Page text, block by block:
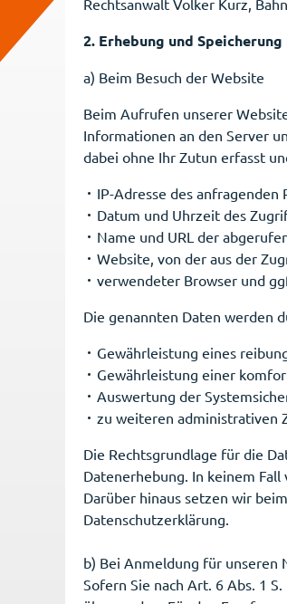
Rechtsanwalt Volker Kurz,
2. Erhebung und
a) Beim Besuch der Website
Beim Aufrufen unserer
Informationen an den Server
dabei ohne Ihr Zutun erfasst
IP-Adresse des anfragenden
Datum und Uhrzeit des
Name und URL der
Website, von der aus der
verwendeter Browser und
Die genannten Daten werden
Gewährleistung eines
Gewährleistung einer
Auswertung der
zu weiteren administrativen
Die Rechtsgrundlage für die
Datenerhebung. In keinem
Darüber hinaus setzen wir
Datenschutzerklärung.
b) Bei Anmeldung für unseren
Sofern Sie nach Art. 6 Abs. 1